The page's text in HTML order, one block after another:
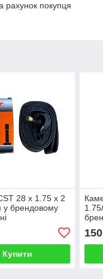
рахунок покупця
28 x 1.75 x 2
у брендовому
Купити
150